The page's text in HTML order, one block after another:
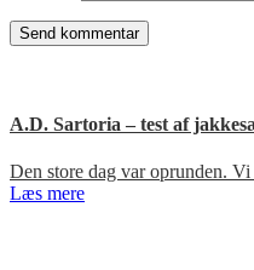
A.D. Sartoria – test af
Den store dag var oprunden.
Læs mere